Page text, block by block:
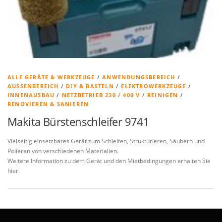
ALLE GERÄTE & WERKZEUGE /ANWENDUNGSBEREICH /
AUSSENBEREICH
/ DIY & BASTELN / ELEKTROWERKZEUGE /
INNENAUSBAU / NETZBETRIEB 230 / 400 V / REINIGEN /
RENOVIEREN & SANIEREN
Makita Bürstenschleifer 9741
Vielseitig einsetzbares Gerät zum Schleifen, Strukturieren, Säubern und
Polieren von verschiedenen Materialien.
Weitere Information zu dem Gerät und den Mietbedingungen erhalten Sie
hier.